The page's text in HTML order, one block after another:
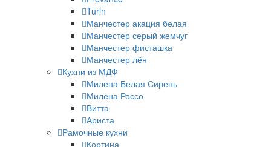
Turin
Манчестер акация белая
Манчестер серый жемчуг
Манчестер фисташка
Манчестер лён
Кухни из МДФ
Милена Белая Сирень
Милена Россо
Витта
Ариста
Рамочные кухни
Кортина